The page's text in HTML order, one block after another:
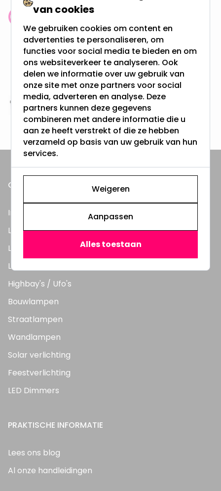
meer dan 100.000 klanten gingen u voor
Gratis verzending + snel geleverd
Vanaf EUR100,- naar NL & BE
& 100 dagen recht op retour
Altijd uit eigen voorraad
3000m2 - 60.000+ Producten
ONZE PRODUCTEN
Inbouwspots
LED Lampen
LED TL Buizen
LED Panelen
Highbay's / Ufo's
Bouwlampen
Straatlampen
Wandlampen
Solar verlichting
Feestverlichting
LED Dimmers
PRAKTISCHE INFORMATIE
Lees ons blog
Al onze handleidingen
van cookies
We gebruiken cookies om content en
advertenties te personaliseren, om
functies voor social media te bieden en om
ons websiteverkeer te analyseren. Ook
delen we informatie over uw gebruik van
onze site met onze partners voor social
media, adverteren en analyse. Deze
partners kunnen deze gegevens
combineren met andere informatie die u
aan ze heeft verstrekt of die ze hebben
verzameld op basis van uw gebruik van hun
services.
Weigeren
Aanpassen
Alles toestaan